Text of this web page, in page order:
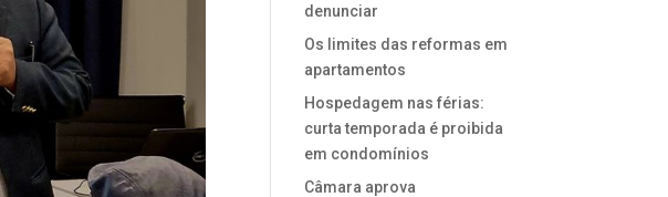
denunciar
Os limites das reformas em
apartamentos
Hospedagem nas férias:
curta temporada é proibida
em condomínios
Câmara aprova